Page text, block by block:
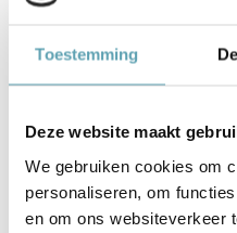
Toestemming
Deze website maakt
We gebruiken cookies om
personaliseren, om
en om ons websiteverkeer
natuurlijk ook
Kies uit
formaten: 50cm
hoog. Door de
de grootte van het
op jouw tuin. Naast